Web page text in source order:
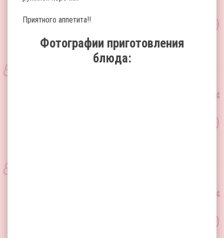
Приятного аппетита!!
Фотографии приготовления
блюда: